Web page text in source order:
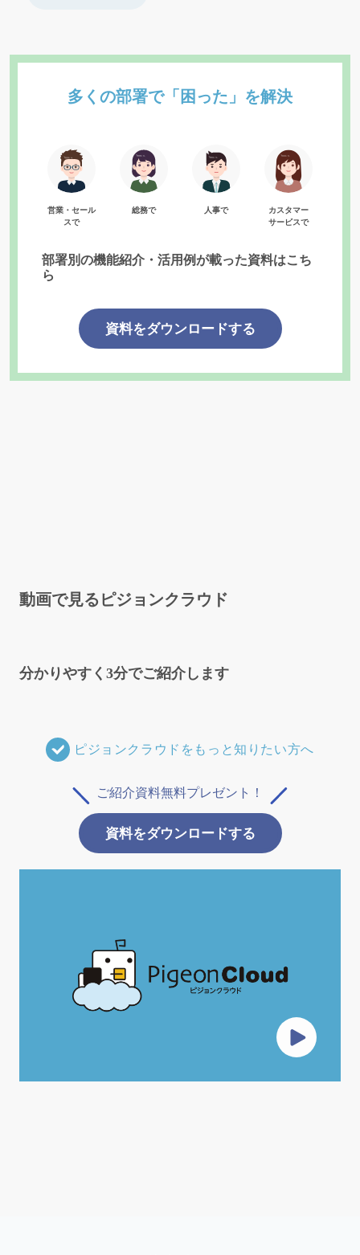
多くの部署で「困った」を解決
営業・セール
スで
総務で 人事で
カスタマー
サービスで
部署別の機能紹介・活用例が載った資料はこち
ら
資料をダウンロードする
動画で見るピジョンクラウド
分かりやすく3分でご紹介します
ピジョンクラウドをもっと知りたい方へ
ご紹介資料無料プレゼント！
資料をダウンロードする